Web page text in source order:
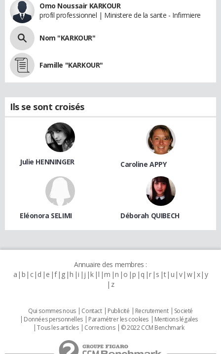
Omo Noussair KARKOUR
profil professionnel | Ministere de la sante - Infirmiere
Nom "KARKOUR"
Famille "KARKOUR"
Ils se sont croisés
Julie HENNINGER Caroline APPY
Eléonora SELIMI Déborah QUIBECH
Annuaire des membres :
a b c d e f g h i j k l m n o p q r s t u v w x y
z
Qui sommes nous Contact Publicité Recrutement
Societé
Données personnelles
Paramétrer les cookies
Mentions légales
Tous les articles
Corrections © 2022 CCM Benchmark